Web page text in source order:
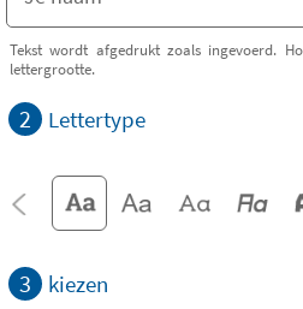
Tekst wordt afgedrukt zoals ingevoerd.
lettergrootte.
2 Lettertype
3 kiezen